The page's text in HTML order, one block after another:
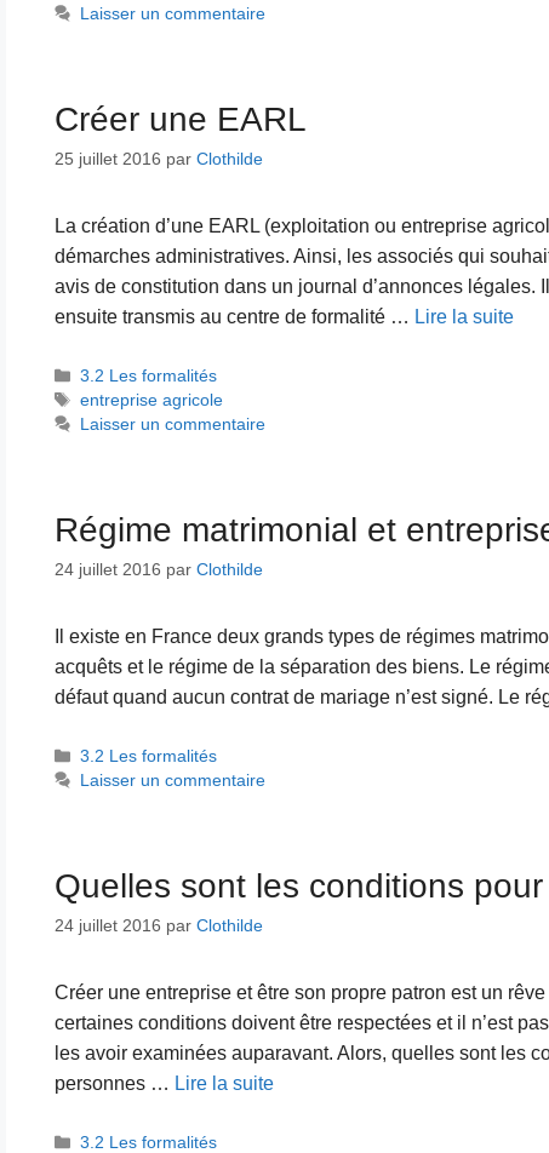
Laisser un commentaire
Créer une EARL
25 juillet 2016 par Clothilde
La création d’une EARL (exploitation ou entreprise
démarches administratives. Ainsi, les associés qui
avis de constitution dans un journal d’annonces
ensuite transmis au centre de formalité … Lire la suite
Catégories
3.2 Les formalités
Étiquettes
entreprise agricole
Laisser un commentaire
Régime matrimonial et
24 juillet 2016 par Clothilde
Il existe en France deux grands types de régimes
acquêts et le régime de la séparation des biens. Le
défaut quand aucun contrat de mariage n’est signé. Le
Catégories
3.2 Les formalités
Laisser un commentaire
Quelles sont les conditions
24 juillet 2016 par Clothilde
Créer une entreprise et être son propre patron est un
certaines conditions doivent être respectées et il n’est
les avoir examinées auparavant. Alors, quelles sont les
personnes … Lire la suite
Catégories
3.2 Les formalités